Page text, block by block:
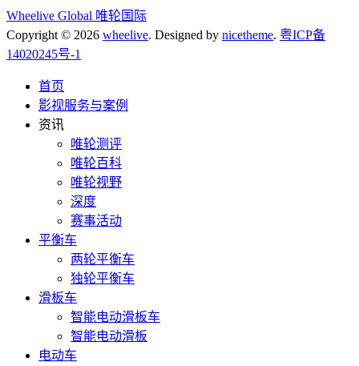
Wheelive Global 唯轮国际
Copyright © 2026 wheelive. Designed by nicetheme. 粤ICP备
14020245号-1
首页
影视服务与案例
资讯
唯轮测评
唯轮百科
唯轮视野
深度
赛事活动
平衡车
两轮平衡车
独轮平衡车
滑板车
智能电动滑板车
智能电动滑板
电动车